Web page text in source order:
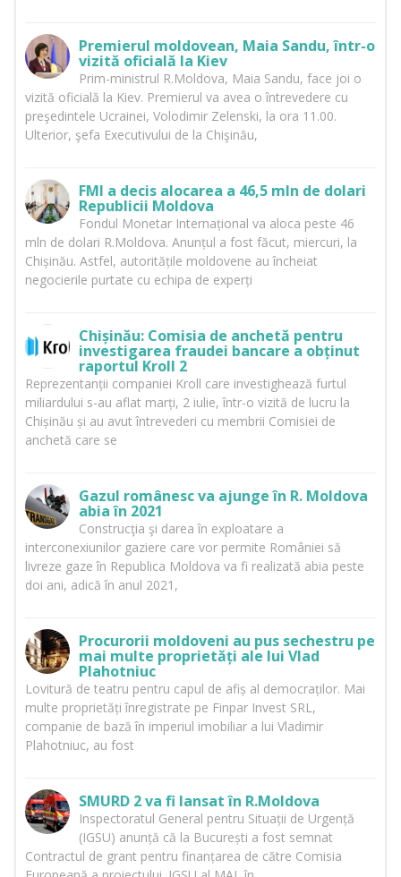
Premierul moldovean, Maia Sandu, într-o
vizită oficială la Kiev
Prim-ministrul R.Moldova, Maia Sandu, face joi o
vizită oficială la Kiev. Premierul va avea o întrevedere cu
preşedintele Ucrainei, Volodimir Zelenski, la ora 11.00.
Ulterior, şefa Executivului de la Chişinău,
FMI a decis alocarea a 46,5 mln de dolari
Republicii Moldova
Fondul Monetar Internațional va aloca peste 46
mln de dolari R.Moldova. Anunțul a fost făcut, miercuri, la
Chișinău. Astfel, autoritățile moldovene au încheiat
negocierile purtate cu echipa de experți
Chișinău: Comisia de anchetă pentru
investigarea fraudei bancare a obținut
raportul Kroll 2
Reprezentanții companiei Kroll care investighează furtul
miliardului s-au aflat marți, 2 iulie, într-o vizită de lucru la
Chișinău și au avut întrevederi cu membrii Comisiei de
anchetă care se
Gazul românesc va ajunge în R. Moldova
abia în 2021
Construcţia şi darea în exploatare a
interconexiunilor gaziere care vor permite României să
livreze gaze în Republica Moldova va fi realizată abia peste
doi ani, adică în anul 2021,
Procurorii moldoveni au pus sechestru pe
mai multe proprietăți ale lui Vlad
Plahotniuc
Lovitură de teatru pentru capul de afiș al democraților. Mai
multe proprietăți înregistrate pe Finpar Invest SRL,
companie de bază în imperiul imobiliar a lui Vladimir
Plahotniuc, au fost
SMURD 2 va fi lansat în R.Moldova
Inspectoratul General pentru Situații de Urgență
(IGSU) anunță că la București a fost semnat
Contractul de grant pentru finanțarea de către Comisia